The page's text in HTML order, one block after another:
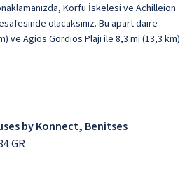
Korfu İskelesi ve Achilleion
olacaksınız. Bu apart daire
ve Agios Gordios Plajı ile 8,3 mi (13,3 km)
by Konnect, Benitses
GR